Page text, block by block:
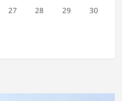
27 28 29
30